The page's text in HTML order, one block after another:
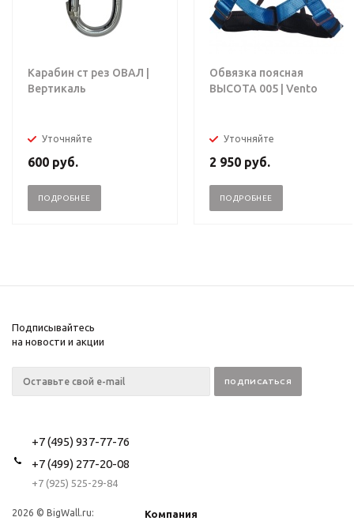
Карабин ст рез ОВАЛ |
Вертикаль
Уточняйте
600 руб.
ПОДРОБНЕЕ
Обвязка поясная
ВЫСОТА 005 | Vento
Уточняйте
2 950 руб.
ПОДРОБНЕЕ
Подписывайтесь
на новости и акции
+7 (495) 937-77-76
+7 (499) 277-20-08
+7 (925) 525-29-84
2026 © BigWall.ru:
Компания